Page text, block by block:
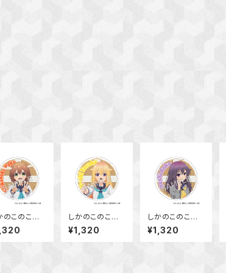
のこのこの
したんたん
リルコースタ
乃子 のこ
しかのこのこの
ここしたんたん
アクリルコースタ
ー 虎視 虎子
¥1,320
しかのこのこの
ここしたんたん
アクリルコースタ
ー 虎視 餡子
¥1,320